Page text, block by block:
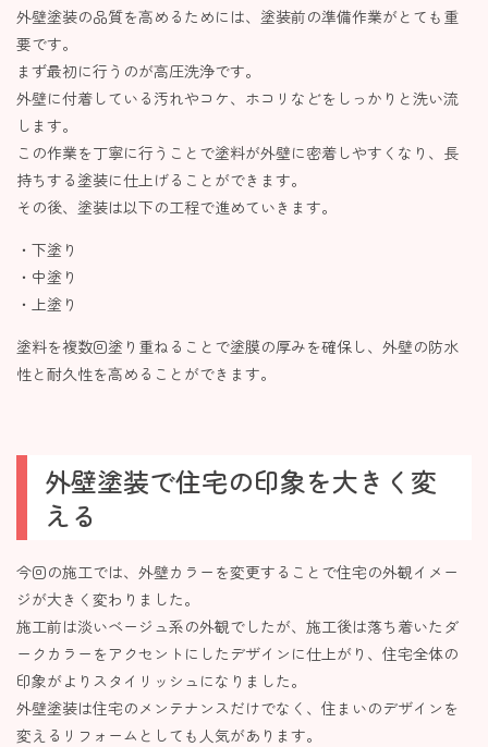
外壁塗装の品質を高めるためには、塗装前の準備作業がとても重
要です。
まず最初に行うのが高圧洗浄です。
外壁に付着している汚れやコケ、ホコリなどをしっかりと洗い流
します。
この作業を丁寧に行うことで塗料が外壁に密着しやすくなり、長
持ちする塗装に仕上げることができます。
その後、塗装は以下の工程で進めていきます。
・下塗り
・中塗り
・上塗り
塗料を複数回塗り重ねることで塗膜の厚みを確保し、外壁の防水
性と耐久性を高めることができます。
外壁塗装で住宅の印象を大きく変
える
今回の施工では、外壁カラーを変更することで住宅の外観イメー
ジが大きく変わりました。
施工前は淡いベージュ系の外観でしたが、施工後は落ち着いたダ
ークカラーをアクセントにしたデザインに仕上がり、住宅全体の
印象がよりスタイリッシュになりました。
外壁塗装は住宅のメンテナンスだけでなく、住まいのデザインを
変えるリフォームとしても人気があります。